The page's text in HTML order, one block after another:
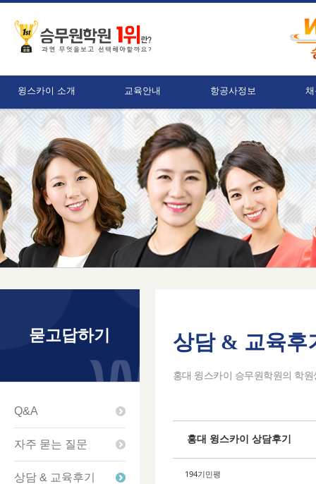
윙스카이 소개 교육안내 항공사정보
묻고답하기
Q&A
자주 묻는 질문
상담 & 교육후기
상담 & 교육후
홍대 윙스카이 승무원학원의 학
홍대 윙스카이 상담후기
194기민팽